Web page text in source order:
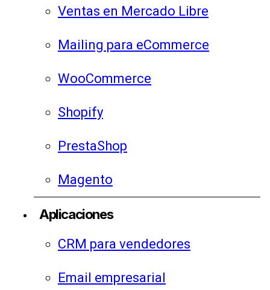
Ventas en Mercado Libre
Mailing para eCommerce
WooCommerce
Shopify
PrestaShop
Magento
Aplicaciones
CRM para vendedores
Email empresarial